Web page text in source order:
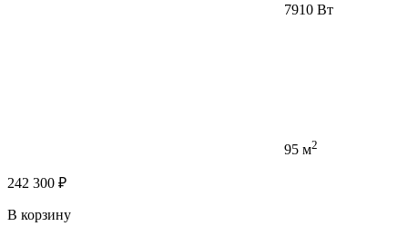
7910 Вт
95 м2
242 300 ₽
В корзину